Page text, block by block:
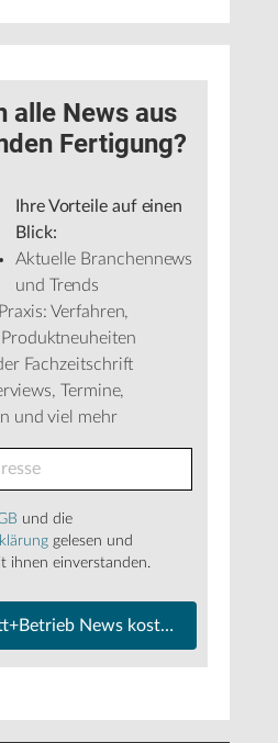
alle News aus
Fertigung?
Ihre Vorteile auf einen
Blick:
Aktuelle Branchennews
und Trends
Verfahren,
Fachzeitschrift
Termine,
und viel mehr
und die
gelesen und
ihnen einverstanden.
News kostenfrei